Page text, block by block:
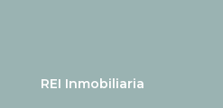
REI Inmobiliaria